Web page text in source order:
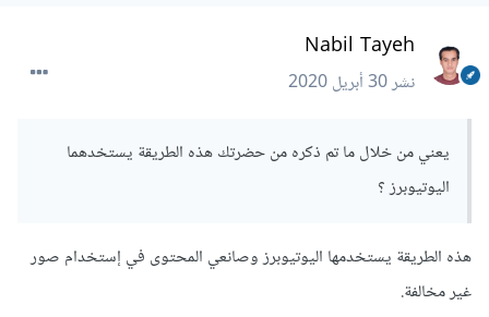
Nabil Tayeh
نشر30 أبريل 2020
يعني من خلال ما تم ذكره من حضرتك هذه الطريقة يستخدهما
اليوتيوبرز ؟
هذه الطريقة يستخدمها اليوتيوبرز وصانعي المحتوى في إستخدام صور
غير مخالفة.